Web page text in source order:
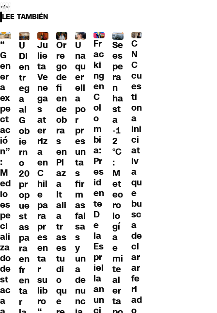
LEE TAMBIÉN
“
G
en
er
a
ex
pe
ct
ac
ió
n”
:
M
ed
io
es
pe
ci
ali
za
do
de
st
ac
a
U
DI
en
tr
eg
a
al
G
ob
ie
rn
o
20
pr
op
ue
st
as
pa
ra
en
fr
en
ta
r
Ju
lie
ta
Ve
ne
ga
s
at
er
riz
a
en
C
hil
e
pa
ra
pr
es
en
ta
r
su
lib
ro
Or
re
go
de
fi
en
de
ob
ra
s
en
Pl
az
a
It
ali
a
tr
as
es
tu
di
o
qu
e
U
na
qu
er
ell
a
po
r
pr
es
un
ta
s
fir
m
as
fal
sa
s
y
un
a
de
nu
nc
Fr
ac
ki
ng
en
C
ol
o
m
bi
a:
Pr
es
id
en
te
D
e
la
Es
pr
iel
la
an
un
Se
es
pe
ra
n
ha
st
a
-1
2
°C
:
M
et
eo
ro
lo
gí
a
e
mi
te
al
er
ta
C
N
C
cu
es
ti
on
a
ini
ci
at
iv
a
qu
e
bu
sc
a
de
cl
ar
ar
fe
ri
ad